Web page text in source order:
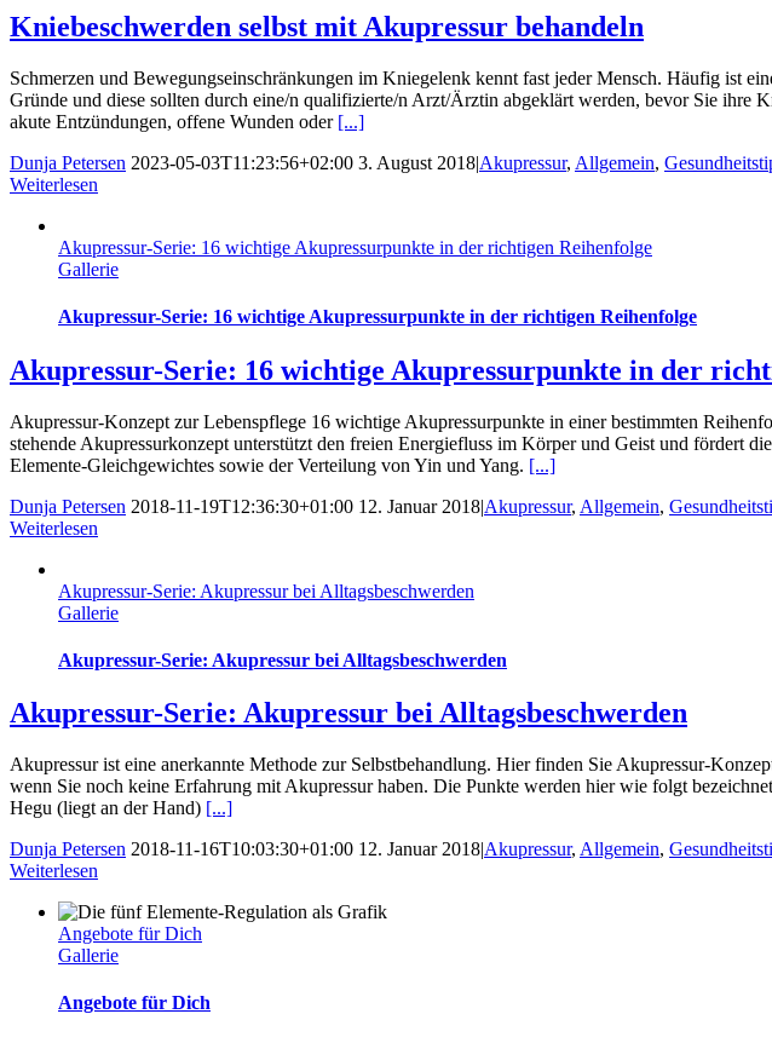
Kniebeschwerden selbst mit Akupressur behandeln
Schmerzen und Bewegungseinschränkungen im Kniegelenk kennt fast jeder Mensch. Häufig ist
Gründe und diese sollten durch eine/n qualifizierte/n Arzt/Ärztin abgeklärt werden, bevor Sie ihre
akute Entzündungen, offene Wunden oder [...]
Dunja Petersen 2023-05-03T11:23:56+02:00 3. August 2018|Akupressur, Allgemein,
Weiterlesen
Akupressur-Serie: 16 wichtige Akupressurpunkte in der richtigen Reihenfolge
Gallerie
Akupressur-Serie: 16 wichtige Akupressurpunkte in der richtigen Reihenfolge
Akupressur-Serie: 16 wichtige Akupressurpunkte in der
Akupressur-Konzept zur Lebenspflege 16 wichtige Akupressurpunkte in einer bestimmten
stehende Akupressurkonzept unterstützt den freien Energiefluss im Körper und Geist und fördert
Elemente-Gleichgewichtes sowie der Verteilung von Yin und Yang. [...]
Dunja Petersen 2018-11-19T12:36:30+01:00 12. Januar 2018|Akupressur, Allgemein,
Weiterlesen
Akupressur-Serie: Akupressur bei Alltagsbeschwerden
Gallerie
Akupressur-Serie: Akupressur bei Alltagsbeschwerden
Akupressur-Serie: Akupressur bei Alltagsbeschwerden
Akupressur ist eine anerkannte Methode zur Selbstbehandlung. Hier finden Sie Akupressur-
wenn Sie noch keine Erfahrung mit Akupressur haben. Die Punkte werden hier wie folgt
Hegu (liegt an der Hand) [...]
Dunja Petersen 2018-11-16T10:03:30+01:00 12. Januar 2018|Akupressur, Allgemein,
Weiterlesen
Angebote für Dich
Gallerie
Angebote für Dich